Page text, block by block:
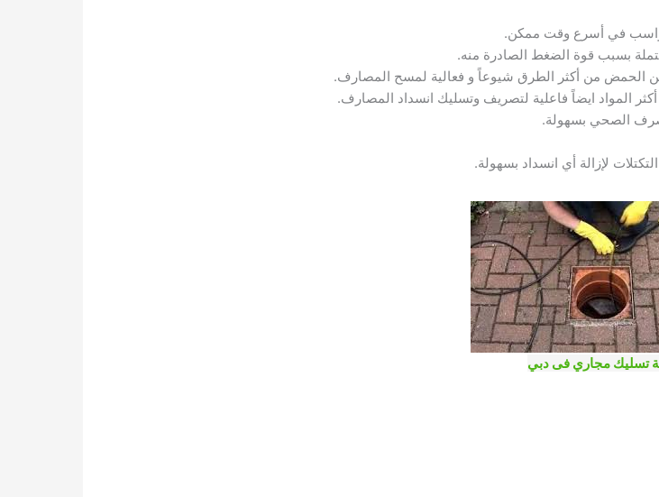
في أسرع وقت ممكن.
بسبب قوة الضغط الصادرة منه.
الحمض من أكثر الطرق شيوعاً و فعالية لمسح المصارف.
المواد ايضاً فاعلية لتصريف وتسليك انسداد المصارف.
الصحي بسهولة.
لإزالة أي انسداد بسهولة.
تسليك مجاري فى دبي